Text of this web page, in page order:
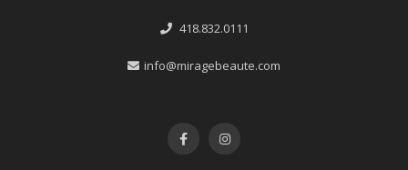
418.832.0111
info@miragebeaute.com